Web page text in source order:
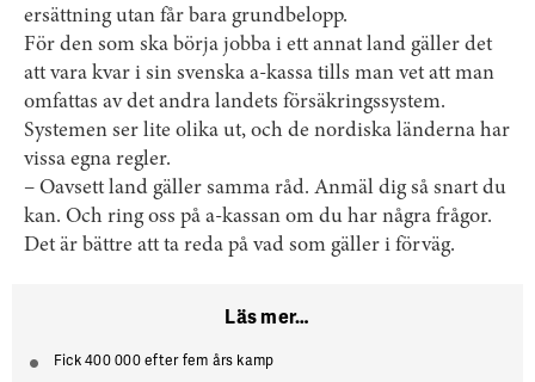
ersättning utan får bara grundbelopp.
För den som ska börja jobba i ett annat land gäller det
att vara kvar i sin svenska a-kassa tills man vet att man
omfattas av det andra landets försäkringssystem.
Systemen ser lite olika ut, och de nordiska länderna har
vissa egna regler.
– Oavsett land gäller samma råd. Anmäl dig så snart du
kan. Och ring oss på a-kassan om du har några frågor.
Det är bättre att ta reda på vad som gäller i förväg.
Läs mer…
Fick 400 000 efter fem års kamp